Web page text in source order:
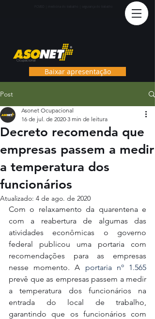
Baixar apresentação
Post
Decreto recomenda que
empresas passem a medir
a temperatura dos
funcionários
Asonet Ocupacional
16 de jul. de 2020 3 min de leitura
Atualizado: 4 de ago. de 2020
Com o relaxamento da quarentena e
com a reabertura de algumas das
atividades econômicas o governo
federal publicou uma portaria com
recomendações para as empresas
nesse momento. A portaria nº 1.565
prevê que as empresas passem a medir
a temperatura dos funcionários na
entrada do local de trabalho,
garantindo que os funcionários com